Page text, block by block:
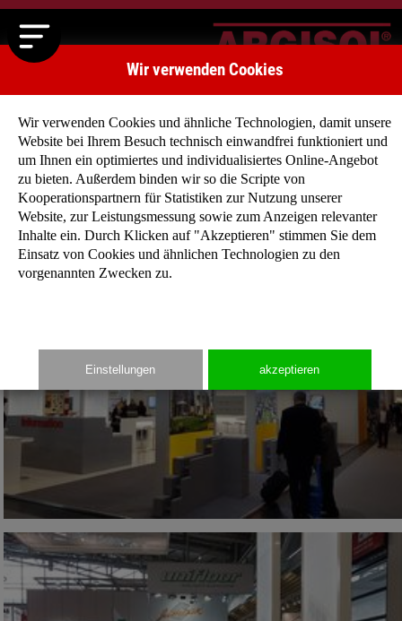
München Bau 2017
Wir verwenden Cookies
Wir verwenden Cookies und ähnliche Technologien, damit unsere
Website bei Ihrem Besuch technisch einwandfrei funktioniert und
um Ihnen ein optimiertes und individualisiertes Online-Angebot
zu bieten. Außerdem binden wir so die Scripte von
Kooperationspartnern für Statistiken zur Nutzung unserer
Website, zur Leistungsmessung sowie zum Anzeigen relevanter
Inhalte ein. Durch Klicken auf "Akzeptieren" stimmen Sie dem
Einsatz von Cookies und ähnlichen Technologien zu den
vorgenannten Zwecken zu.
Einstellungen akzeptieren